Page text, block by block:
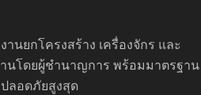
นยกโครงสร้าง เครื่องจักร และ
โดยผู้ชำนาญการ พร้อมมาตรฐาน
ลอดภัยสูงสุด